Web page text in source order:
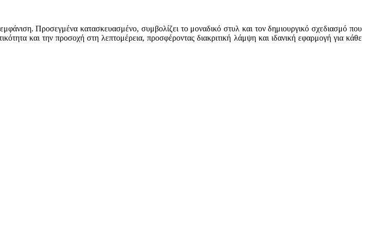
Προσεγμένα κατασκευασμένο, συμβολίζει το μοναδικό στυλ και τον δημιουργικό σχεδιασμό που
και την προσοχή στη λεπτομέρεια, προσφέροντας διακριτική λάμψη και ιδανική εφαρμογή για κάθε